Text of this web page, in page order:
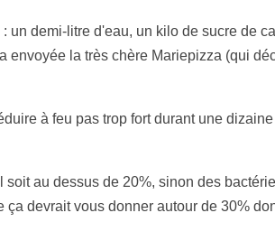
un demi-litre d'eau, un kilo de sucre de
envoyée la très chère Mariepizza (qui
à feu pas trop fort durant une
au dessus de 20%, sinon des
devrait vous donner autour de 30%